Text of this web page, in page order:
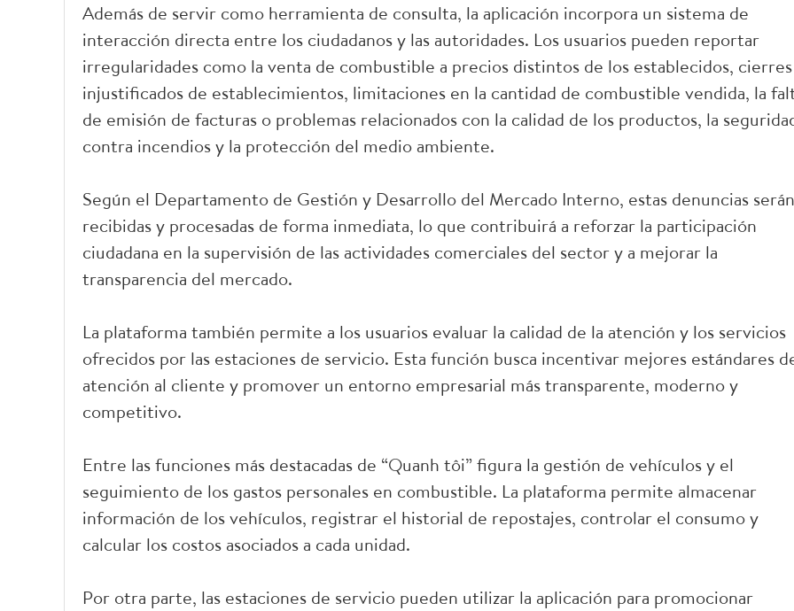
Además de servir como herramienta de consulta, la aplicación incorpora un sistema de
interacción directa entre los ciudadanos y las autoridades. Los usuarios pueden reportar
irregularidades como la venta de combustible a precios distintos de los establecidos, cierres
injustificados de establecimientos, limitaciones en la cantidad de combustible vendida, la
de emisión de facturas o problemas relacionados con la calidad de los productos, la
contra incendios y la protección del medio ambiente.
Según el Departamento de Gestión y Desarrollo del Mercado Interno, estas denuncias serán
recibidas y procesadas de forma inmediata, lo que contribuirá a reforzar la participación
ciudadana en la supervisión de las actividades comerciales del sector y a mejorar la
transparencia del mercado.
La plataforma también permite a los usuarios evaluar la calidad de la atención y los servicios
ofrecidos por las estaciones de servicio. Esta función busca incentivar mejores estándares
atención al cliente y promover un entorno empresarial más transparente, moderno y
competitivo.
Entre las funciones más destacadas de “Quanh tôi” figura la gestión de vehículos y el
seguimiento de los gastos personales en combustible. La plataforma permite almacenar
información de los vehículos, registrar el historial de repostajes, controlar el consumo y
calcular los costos asociados a cada unidad.
Por otra parte, las estaciones de servicio pueden utilizar la aplicación para promocionar